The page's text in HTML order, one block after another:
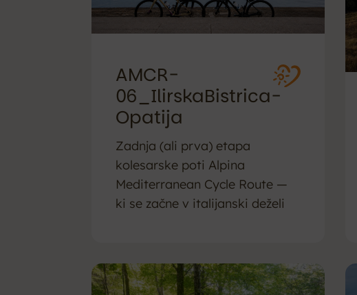
AMCR-
06_IlirskaBistrica-
Opatija
Zadnja (ali prva) etapa
kolesarske poti Alpina
Mediterranean Cycle Route —
ki se začne v italijanski deželi